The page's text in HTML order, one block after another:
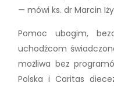
— mówi ks. dr Marcin
Pomoc ubogim,
uchodźcom
możliwa bez
Polska i Caritas